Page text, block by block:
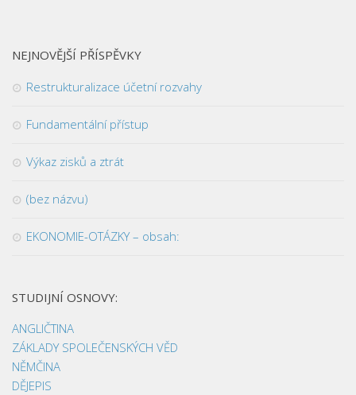
NEJNOVĚJŠÍ PŘÍSPĚVKY
Restrukturalizace účetní rozvahy
Fundamentální přístup
Výkaz zisků a ztrát
(bez názvu)
EKONOMIE-OTÁZKY – obsah:
STUDIJNÍ OSNOVY:
ANGLIČTINA
ZÁKLADY SPOLEČENSKÝCH VĚD
NĚMČINA
DĚJEPIS